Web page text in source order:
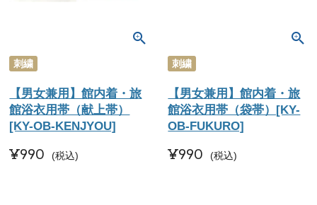
刺繍
【男女兼用】館内着・旅
館浴衣用帯（献上帯）
[KY-OB-KENJYOU]
¥990 税込
刺繍
【男女兼用】館内着・旅
館浴衣用帯（袋帯）[KY-
OB-FUKURO]
¥990 税込